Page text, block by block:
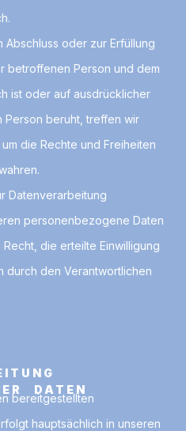
Abschluss oder zur Erfüllung
betroffenen Person und dem
ist oder auf ausdrücklicher
Person beruht, treffen wir
die Rechte und Freiheiten
Datenverarbeitung
personenbezogene Daten
die erteilte Einwilligung
durch den Verantwortlichen
DATEN
bereitgestellten
hauptsächlich in unseren